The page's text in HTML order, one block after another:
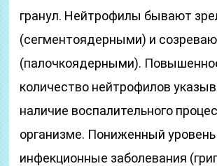
гранул. Нейтрофилы бывают
(сегментоядерными) и
(палочкоядерными).
количество нейтрофилов
наличие воспалительного
организме. Пониженный
инфекционные заболевания